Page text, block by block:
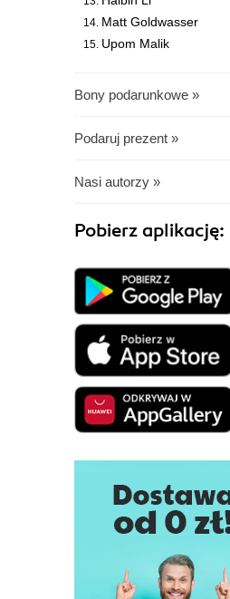
Matt Goldwasser
Upom Malik
Bony podarunkowe »
Podaruj prezent »
Nasi autorzy »
Pobierz aplikację: